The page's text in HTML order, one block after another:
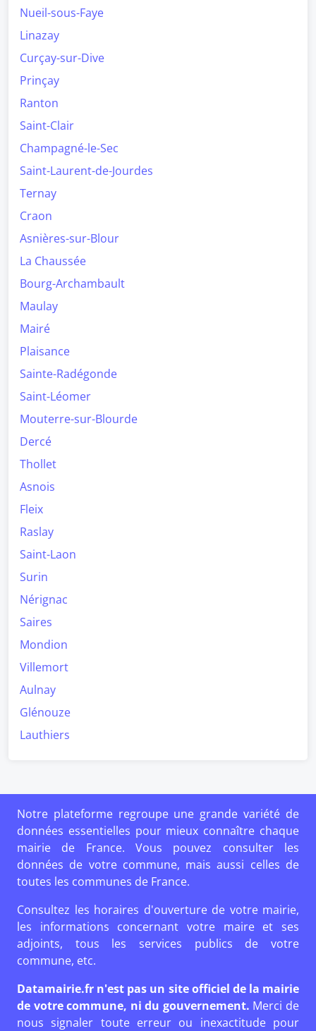
Nueil-sous-Faye
Linazay
Curçay-sur-Dive
Prinçay
Ranton
Saint-Clair
Champagné-le-Sec
Saint-Laurent-de-Jourdes
Ternay
Craon
Asnières-sur-Blour
La Chaussée
Bourg-Archambault
Maulay
Mairé
Plaisance
Sainte-Radégonde
Saint-Léomer
Mouterre-sur-Blourde
Dercé
Thollet
Asnois
Fleix
Raslay
Saint-Laon
Surin
Nérignac
Saires
Mondion
Villemort
Aulnay
Glénouze
Lauthiers
Notre plateforme regroupe une grande variété de
données essentielles pour mieux connaître chaque
mairie de France. Vous pouvez consulter les
données de votre commune, mais aussi celles de
toutes les communes de France.
Consultez les horaires d'ouverture de votre mairie,
les informations concernant votre maire et ses
adjoints, tous les services publics de votre
commune, etc.
Datamairie.fr n'est pas un site officiel de la mairie
de votre commune, ni du gouvernement. Merci de
nous signaler toute erreur ou inexactitude pour